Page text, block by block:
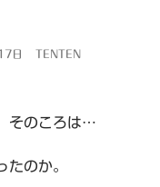
日 TENTEN
そのころは…
のか。